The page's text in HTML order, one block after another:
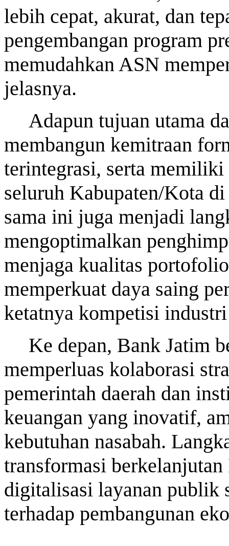
lebih cepat, akurat, dan
pengembangan program
memudahkan ASN
jelasnya.
Adapun tujuan utama
membangun kemitraan
terintegrasi, serta
seluruh Kabupaten/Kota
sama ini juga menjadi
mengoptimalkan
menjaga kualitas
memperkuat daya saing
ketatnya kompetisi
Ke depan, Bank Jatim
memperluas kolaborasi
pemerintah daerah dan
keuangan yang inovatif,
kebutuhan nasabah.
transformasi
digitalisasi layanan publik
terhadap pembangunan